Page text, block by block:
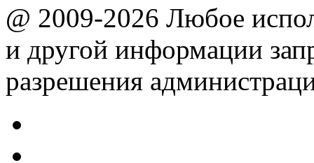
@ 2009-2026 Любое
и другой информации
разрешения